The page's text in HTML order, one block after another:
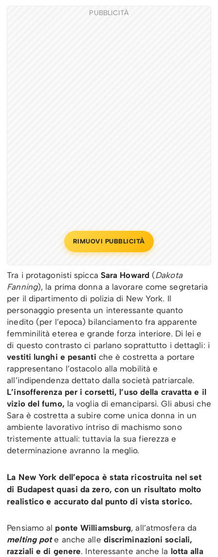
PUBBLICITÀ
RIMUOVI PUBBLICITÀ
Tra i protagonisti spicca Sara Howard (Dakota
Fanning), la prima donna a lavorare come segretaria
per il dipartimento di polizia di New York. Il
personaggio presenta un interessante quanto
inedito (per l’epoca) bilanciamento fra apparente
femminilità eterea e grande forza interiore. Di lei e
di questo contrasto ci parlano soprattutto i dettagli: i
vestiti lunghi e pesanti che è costretta a portare
rappresentano l’ostacolo alla mobilità e
all’indipendenza dettato dalla società patriarcale.
L’insofferenza per i corsetti, l’uso della cravatta e il
vizio del fumo, la voglia di emanciparsi. Gli abusi che
Sara è costretta a subire come unica donna in un
ambiente lavorativo intriso di machismo sono
tristemente attuali: tuttavia la sua fierezza e
determinazione avranno la meglio.
La New York dell’epoca è stata ricostruita nel set
di Budapest quasi da zero, con un risultato molto
realistico e accurato dal punto di vista storico.
Pensiamo al ponte Williamsburg, all’atmosfera da
melting pote anche alle discriminazioni sociali,
razziali e di genere. Interessante anche la lotta alla